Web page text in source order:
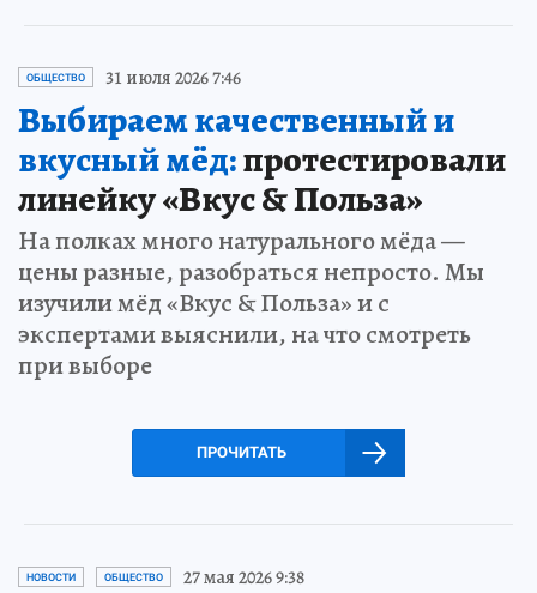
ОБЩЕСТВО 31 июля 2026 7:46
Выбираем качественный и
вкусный мёд:протестировали
линейку «Вкус & Польза»
На полках много натурального мёда —
цены разные, разобраться непросто. Мы
изучили мёд «Вкус & Польза» и с
экспертами выяснили, на что смотреть
при выборе
ПРОЧИТАТЬ
НОВОСТИ ОБЩЕСТВО 27 мая 2026 9:38